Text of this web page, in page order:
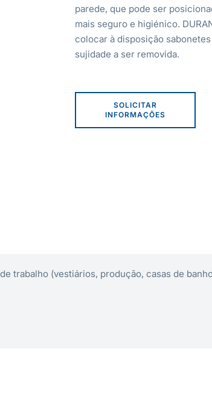
parede, que pode ser
mais seguro e higiénico.
colocar à disposição
sujidade a ser removida.
SOLICITAR
INFORMAÇÕES
trabalho (vestiários, produção, casas de